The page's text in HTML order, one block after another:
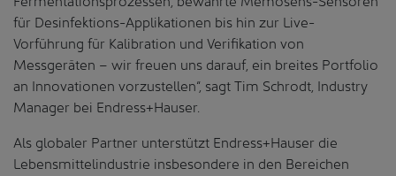
für Desinfektions-Applikationen bis hin zur Live-
Vorführung für Kalibration und Verifikation von
Messgeräten – wir freuen uns darauf, ein breites Portfolio
an Innovationen vorzustellen“, sagt Tim Schrodt, Industry
Manager bei Endress+Hauser.
Als globaler Partner unterstützt Endress+Hauser die
Lebensmittelindustrie insbesondere in den Bereichen